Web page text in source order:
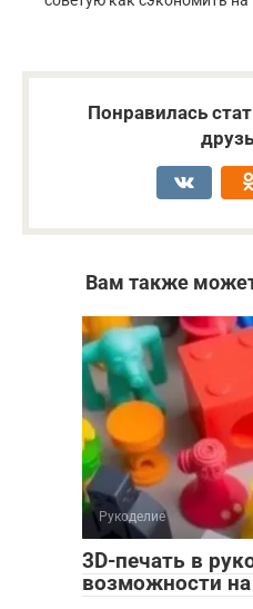
Понравилась
Вам также
Рукоделие
3D-печать в
возможности на